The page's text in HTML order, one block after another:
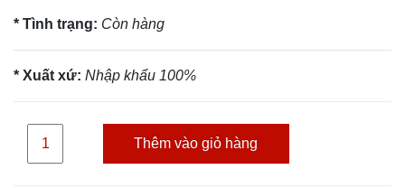
* Tình trạng: Còn hàng
* Xuất xứ: Nhập khẩu 100%
Thêm vào giỏ hàng